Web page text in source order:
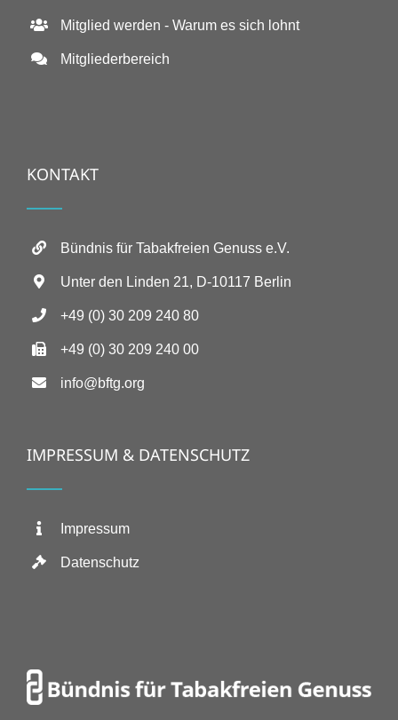
Mitglied werden - Warum es sich lohnt
Mitgliederbereich
KONTAKT
Bündnis für Tabakfreien Genuss e.V.
Unter den Linden 21, D-10117 Berlin
+49 (0) 30 209 240 80
+49 (0) 30 209 240 00
info@bftg.org
IMPRESSUM & DATENSCHUTZ
Impressum
Datenschutz